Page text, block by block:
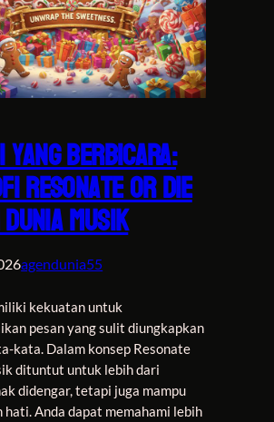
Berbicara:
Resonate or Die
Musik
agendunia55
kekuatan untuk
pesan yang sulit diungkapkan
kata. Dalam konsep Resonate
dituntut untuk lebih dari
didengar, tetapi juga mampu
hati. Anda dapat memahami lebih